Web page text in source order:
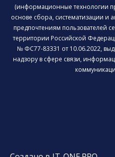
(информационные технологии
основе сбора, систематизации и
предпочтениям пользователей
территории Российской
№ ФС77-83331 от 10.06.2022,
надзору в сфере связи,